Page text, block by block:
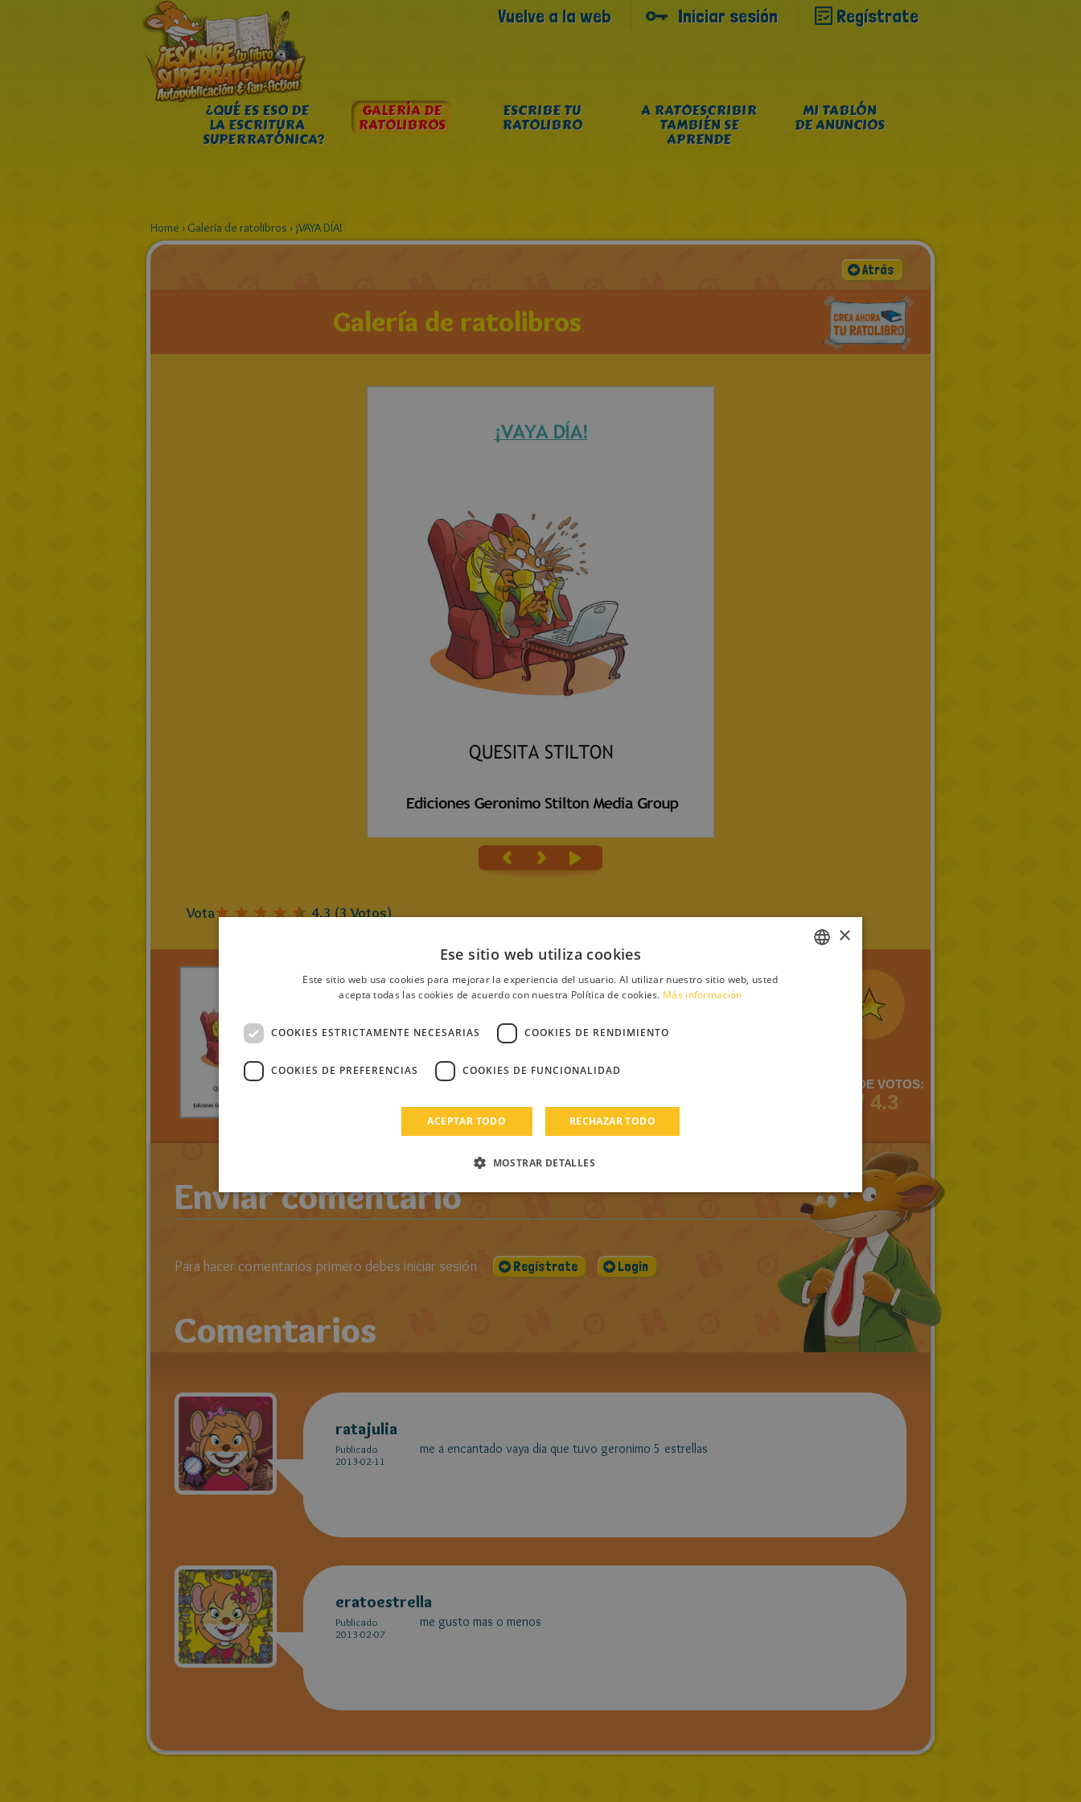
Vuelve a la web Iniciar sesión Regístrate
¿QUÉ ES ESO DE
LA ESCRITURA
SUPERRATÓNICA?
GALERÍA DE
RATOLIBROS
ESCRIBE TU
RATOLIBRO
A RATOESCRIBIR
TAMBIÉN SE
APRENDE
MI TABLÓN
DE ANUNCIOS
Home › Galería de ratolibros › ¡VAYA DÍA!
Galería de ratolibros
Atrás
Vota 4.3(3Votos)
> LEE TODOS LOS
03-02-2013 1726
MEDIA DE VOTOS:
3 / 4.3
Enviar comentario
Para hacer comentarios primero debes iniciar sesión Regístrate Login
Comentarios
ratajulia
Publicado
2013-02-11
me a encantado vaya dia que tuvo geronimo 5 estrellas
eratoestrella
Publicado
2013-02-07
me gusto mas o menos
TURKISH
DUTCH
CATALAN
×
Ese sitio web utiliza cookies
Este sitio web usa cookies para mejorar la experiencia del usuario. Al utilizar nuestro sitio web, usted
acepta todas las cookies de acuerdo con nuestra Política de cookies. Más información
COOKIES ESTRICTAMENTE NECESARIAS COOKIES DE RENDIMIENTO
COOKIES DE PREFERENCIAS COOKIES DE FUNCIONALIDAD
ACEPTAR TODO RECHAZAR TODO
MOSTRAR DETALLES